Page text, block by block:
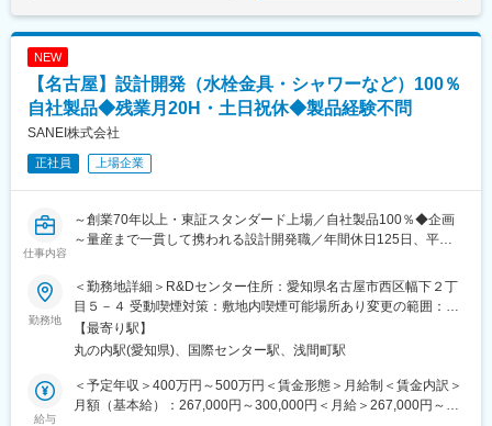
テルや美術館などを手がけ、建築照明のプロフェッショナルおよ
び、インテリアデザイナーの方々から高い評価を受けておりま
す。業績好調ですが、売上高は非公開です。
変更の範囲：会社の定める業務
に設計された部分（ヒンジ）となります。
※パナソニック製のレッツノートシリーズは当社製品を使用
■部署構成：
・現在２名在籍しております。（60代１名、20代１名）
■キャリアアップ：
最終的には設計・開発業務のみではなく、試作や量産計画の立
発を行っておりますので、早期から上流工程に携われるチャンス
があります！
■当社の特徴：
下西技研工業は「メカトロ／磁気／熱」技術を強みとし、OA機器
用ヒンジや磁気センサー、スイッチングマグネットなど高付加価
値部品を提供しています。創業30年以上で約900社の国内外メー
NEW
【名古屋】設計開発（水栓金具・シャワーなど）100％
自社製品◆残業月20H・土日祝休◆製品経験不問
SANEI株式会社
正社員 上場企業
仕事内容
～創業70年以上・東証スタンダード上場／自社製品100％◆企画
～量産まで一貫して携われる設計開発職／年間休日125日、平均
■募集背景
住宅設備市場において、省エネ・節水・高機能化ニーズが高まる
中、
同社では自社ブランド製品および大手住宅設備メーカー向け製品
の開発案件が増加しています。
将来を見据えた開発体制強化のための増員募集です。
若手設計者の育成にも力を入れており、経験年数に関わらず、意
勤務地
＜勤務地詳細＞R&Dセンター住所：愛知県名古屋市西区幅下２丁
目５－４ 受動喫煙対策：敷地内喫煙可能場所あり変更の範囲：会
社の定める事業所
【最寄り駅】
丸の内駅(愛知県)、国際センター駅、浅間町駅
給与
＜予定年収＞400万円～500万円＜賃金形態＞月給制＜賃金内訳＞
月額（基本給）：267,000円～300,000円＜月給＞267,000円～